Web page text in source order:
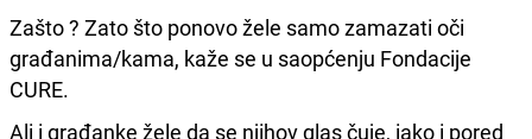
Zašto ? Zato što ponovo žele samo zamazati oči
građanima/kama, kaže se u saopćenju Fondacije
CURE.
Ali i građanke žele da se njihov glas čuje, iako i pored